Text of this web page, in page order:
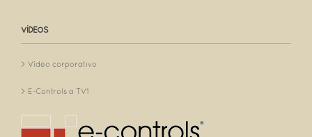
VÍDEOS
Vídeo corporativo
E-Controls a TV1